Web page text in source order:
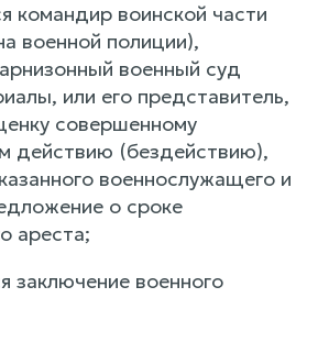
командир воинской части
военной полиции),
военный суд
или его представитель,
совершенному
действию (бездействию),
военнослужащего и
о сроке
ареста;
заключение военного